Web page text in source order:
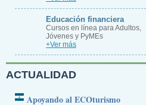
Educación financiera
Cursos en línea para Adultos,
Jóvenes y PyMEs
+Ver más
ACTUALIDAD
Apoyando al ECOturismo